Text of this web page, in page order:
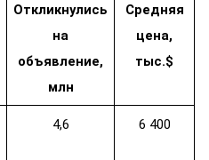
Откликнулись
на
объявление,
млн
Средняя
цена,
тыс.$
4,6 6 400